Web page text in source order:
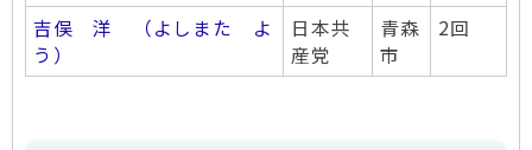
吉俣 洋 （よしまた よ
う）
日本共
産党
青森
市
2回